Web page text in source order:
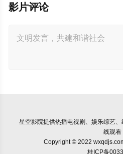
影片评论
星空影院提供热播电视剧、娱乐综艺
线观看
Copyright © 2022
桂ICP备